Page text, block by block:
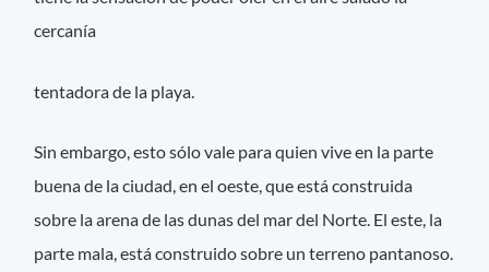
cercanía
tentadora de la playa.
Sin embargo, esto sólo vale para quien vive en la parte
buena de la ciudad, en el oeste, que está construida
sobre la arena de las dunas del mar del Norte. El este, la
parte mala, está construido sobre un terreno pantanoso.